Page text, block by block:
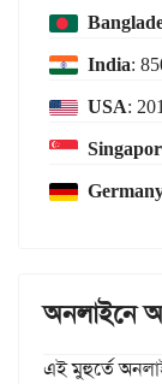
India:
USA:
অনলাইনে
এই মুহুর্তে